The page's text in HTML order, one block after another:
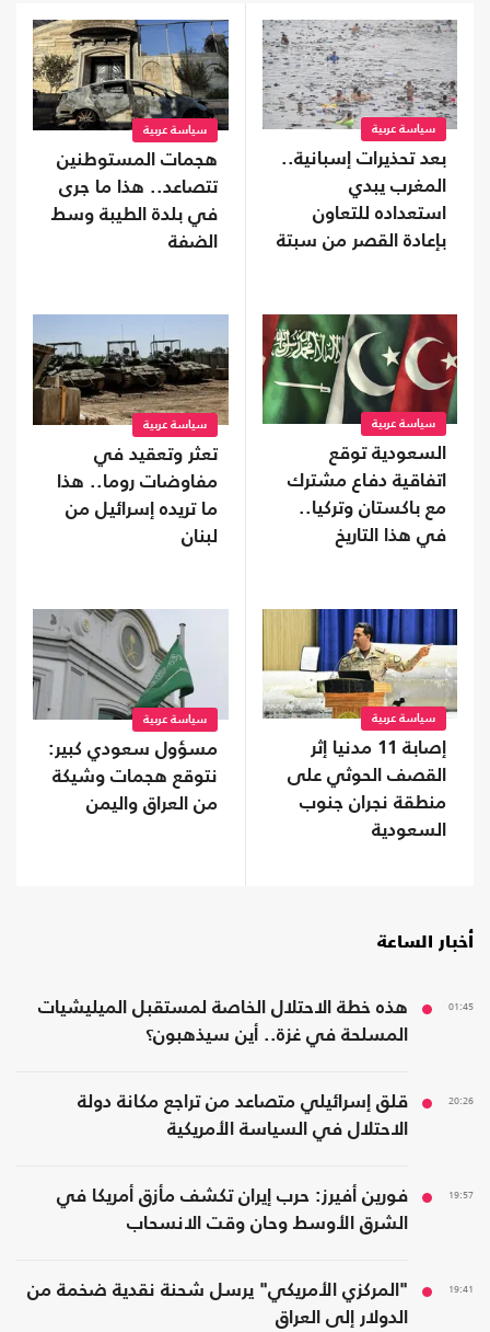
سياسة عربية
بعد تحذيرات إسبانية..
المغرب يبدي
استعداده للتعاون
بإعادة القصر من سبتة
سياسة عربية
هجمات المستوطنين
تتصاعد.. هذا ما جرى
في بلدة الطيبة وسط
الضفة
سياسة عربية
السعودية توقع
اتفاقية دفاع مشترك
مع باكستان وتركيا..
في هذا التاريخ
سياسة عربية
تعثر وتعقيد في
مفاوضات روما.. هذا
ما تريده إسرائيل من
لبنان
سياسة عربية
إصابة 11 مدنيا إثر
القصف الحوثي على
منطقة نجران جنوب
السعودية
سياسة عربية
مسؤول سعودي كبير:
نتوقع هجمات وشيكة
من العراق واليمن
أخبار الساعة
01:45
هذه خطة الاحتلال الخاصة لمستقبل الميليشيات
المسلحة في غزة.. أين سيذهبون؟
20:26
قلق إسرائيلي متصاعد من تراجع مكانة دولة
الاحتلال في السياسة الأمريكية
19:57
فورين أفيرز: حرب إيران تكشف مأزق أمريكا في
الشرق الأوسط وحان وقت الانسحاب
19:41
"المركزي الأمريكي" يرسل شحنة نقدية ضخمة من
الدولار إلى العراق